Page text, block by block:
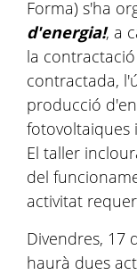
Forma) s'ha
d'energia!, a
la
contractada,
producció
fotovoltaiques
El taller
del
activitat
Divendres, 17
haurà dues